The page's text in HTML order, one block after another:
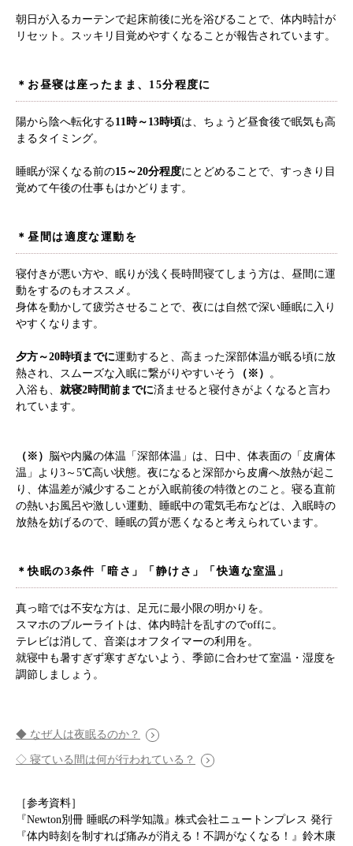
根本から身体を整えるとは
症状別 漢方の教え
店舗を探す
漢方みず堂とは 企業情報
お知らせ イベント・講座
採用情報 オンラインショップ
お問い合わせ
朝日が入るカーテンで起床前後に光を浴びることで、体内時計が
リセット。スッキリ目覚めやすくなることが報告されています。
＊お昼寝は座ったまま、15分程度に
陽から陰へ転化する11時～13時頃は、ちょうど昼食後で眠気も高
まるタイミング。
睡眠が深くなる前の15～20分程度にとどめることで、すっきり目
覚めて午後の仕事もはかどります。
＊昼間は適度な運動を
寝付きが悪い方や、眠りが浅く長時間寝てしまう方は、昼間に運
動をするのもオススメ。
身体を動かして疲労させることで、夜には自然で深い睡眠に入り
やすくなります。
夕方～20時頃までに運動すると、高まった深部体温が眠る頃に放
熱され、スムーズな入眠に繋がりやすいそう
（※） 。
入浴も、 就寝2時間前までに済ませると寝付きがよくなると言わ
れています。
（※） 脳や内臓の体温「深部体温」は、日中、体表面の「皮膚体
温」より3～5℃高い状態。夜になると深部から皮膚へ放熱が起こ
り、体温差が減少することが入眠前後の特徴とのこと。寝る直前
の熱いお風呂や激しい運動、睡眠中の電気毛布などは、入眠時の
放熱を妨げるので、睡眠の質が悪くなると考えられています。
＊快眠の3条件「暗さ」「静けさ」「快適な室温」
真っ暗では不安な方は、足元に最小限の明かりを。
スマホのブルーライトは、体内時計を乱すのでoffに。
テレビは消して、音楽はオフタイマーの利用を。
就寝中も暑すぎず寒すぎないよう、季節に合わせて室温・湿度を
調節しましょう。
◆ なぜ人は夜眠るのか？
◇ 寝ている間は何が行われている？
［参考資料］
『Newton別冊 睡眠の科学知識』株式会社ニュートンプレス 発行
『体内時刻を制すれば痛みが消える！不調がなくなる！』鈴木康